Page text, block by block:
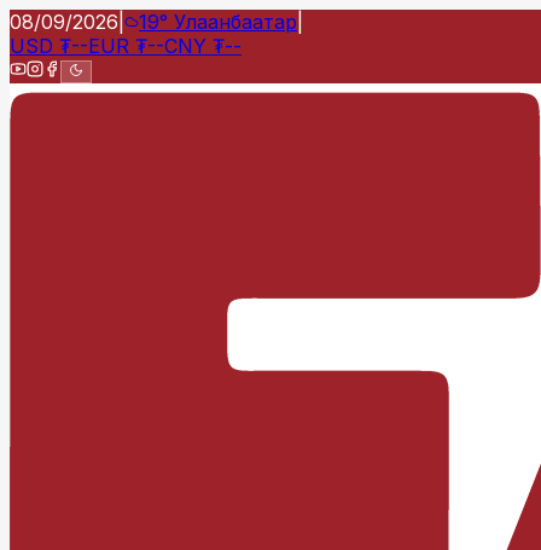
08/09/2026 19° Улаанбаатар
USD ₮--EUR ₮--CNY ₮--